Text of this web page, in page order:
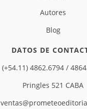
Autores
Blog
DATOS DE
(+54.11) 4862.6794 /
Pringles 521 CABA